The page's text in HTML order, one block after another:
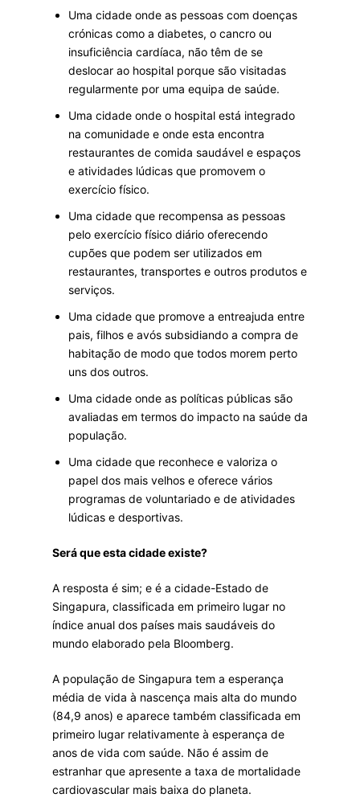
Uma cidade onde as pessoas com doenças
crónicas como a diabetes, o cancro ou
insuficiência cardíaca, não têm de se
deslocar ao hospital porque são visitadas
regularmente por uma equipa de saúde.
Uma cidade onde o hospital está integrado
na comunidade e onde esta encontra
restaurantes de comida saudável e espaços
e atividades lúdicas que promovem o
exercício físico.
Uma cidade que recompensa as pessoas
pelo exercício físico diário oferecendo
cupões que podem ser utilizados em
restaurantes, transportes e outros produtos e
serviços.
Uma cidade que promove a entreajuda entre
pais, filhos e avós subsidiando a compra de
habitação de modo que todos morem perto
uns dos outros.
Uma cidade onde as políticas públicas são
avaliadas em termos do impacto na saúde da
população.
Uma cidade que reconhece e valoriza o
papel dos mais velhos e oferece vários
programas de voluntariado e de atividades
lúdicas e desportivas.
Será que esta cidade existe?
A resposta é sim; e é a cidade-Estado de
Singapura, classificada em primeiro lugar no
índice anual dos países mais saudáveis do
mundo elaborado pela Bloomberg.
A população de Singapura tem a esperança
média de vida à nascença mais alta do mundo
(84,9 anos) e aparece também classificada em
primeiro lugar relativamente à esperança de
anos de vida com saúde. Não é assim de
estranhar que apresente a taxa de mortalidade
cardiovascular mais baixa do planeta.